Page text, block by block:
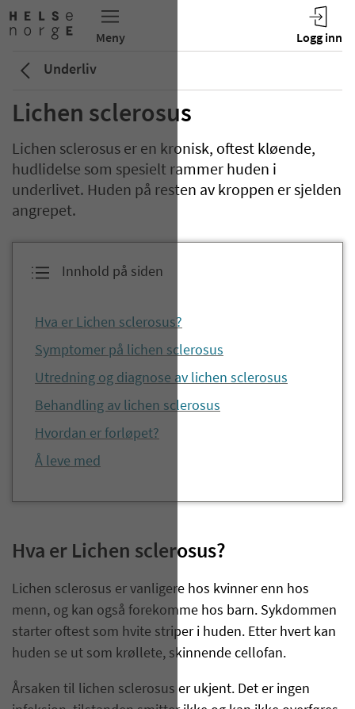
Underliv
Lichen sclerosus
Lichen sclerosus er en kronisk, oftest kløende,
hudlidelse som spesielt rammer huden i
underlivet. Huden på resten av kroppen er sjelden
angrepet.
Innhold på siden
Hva er Lichen sclerosus?
Symptomer på lichen sclerosus
Utredning og diagnose av lichen sclerosus
Behandling av lichen sclerosus
Hvordan er forløpet?
Å leve med
Hva er Lichen sclerosus?
Lichen sclerosus er vanligere hos kvinner enn hos
menn, og kan også forekomme hos barn. Sykdommen
starter oftest som hvite striper i huden. Etter hvert kan
huden se ut som krøllete, skinnende cellofan.
Årsaken til lichen sclerosus er ukjent. Det er ingen